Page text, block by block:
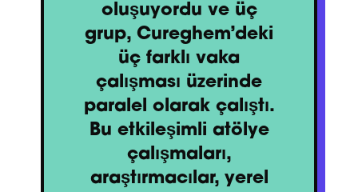
oluşuyordu ve üç
grup, Cureghem’deki
üç farklı vaka
çalışması üzerinde
paralel olarak çalıştı.
Bu etkileşimli atölye
çalışmaları,
araştırmacılar, yerel